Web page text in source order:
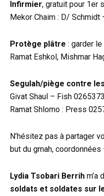
Infirmier, gratuit pour 1er
Mekor Chaim : D/ Schmidt
Protège plâtre : garder
Ramat Eshkol, Mishmar
Segulah/piège contre
Givat Shaul – Fish
Ramat Shlomo : Press
N’hésitez pas à partager
but du gmah,
Lydia Tsobari Berrih m’a
soldats et soldates sur